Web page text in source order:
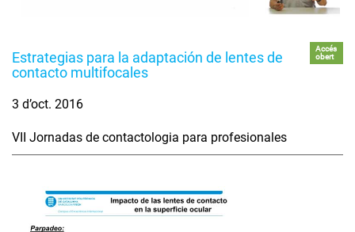
Estrategias para la adaptación de lentes de
contacto multifocales
Accés
obert
3 d’oct. 2016
VII Jornadas de contactologia para profesionales